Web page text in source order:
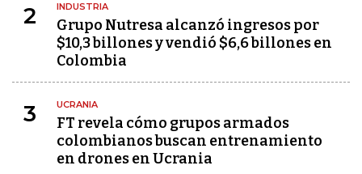
2 INDUSTRIA
Grupo Nutresa alcanzó ingresos por
$10,3 billones y vendió $6,6 billones en
Colombia
3 UCRANIA
FT revela cómo grupos armados
colombianos buscan entrenamiento
en drones en Ucrania